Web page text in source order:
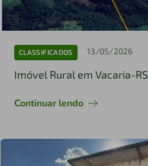
CLASSIFICADOS 13/05/2026
Imóvel Rural em Vacaria-RS
Continuar lendo